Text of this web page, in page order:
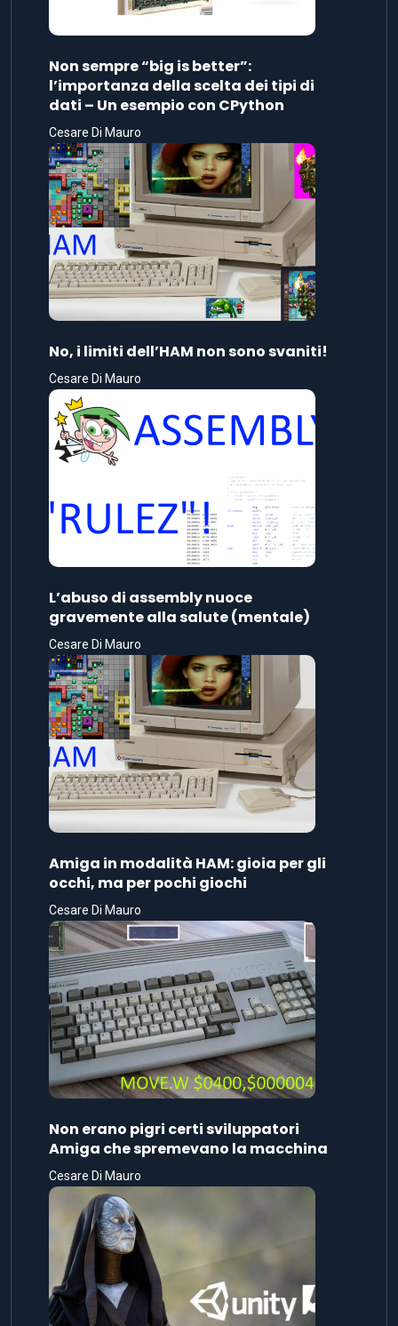
Non sempre “big is better”:
l’importanza della scelta dei tipi di
dati – Un esempio con CPython
Cesare Di Mauro
No, i limiti dell’HAM non sono svaniti!
Cesare Di Mauro
L’abuso di assembly nuoce
gravemente alla salute (mentale)
Cesare Di Mauro
Amiga in modalità HAM: gioia per gli
occhi, ma per pochi giochi
Cesare Di Mauro
Non erano pigri certi sviluppatori
Amiga che spremevano la macchina
Cesare Di Mauro